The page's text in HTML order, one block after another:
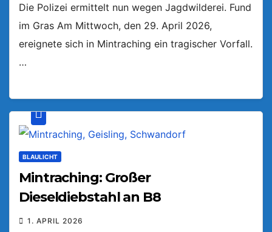
Die Polizei ermittelt nun wegen Jagdwilderei. Fund
im Gras Am Mittwoch, den 29. April 2026,
ereignete sich in Mintraching ein tragischer Vorfall.
…
BLAULICHT
Mintraching: Großer
Dieseldiebstahl an B8
1. APRIL 2026